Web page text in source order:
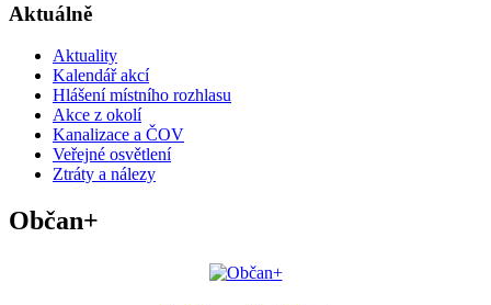
Aktuálně
Aktuality
Kalendář akcí
Hlášení místního rozhlasu
Akce z okolí
Kanalizace a ČOV
Veřejné osvětlení
Ztráty a nálezy
Občan+